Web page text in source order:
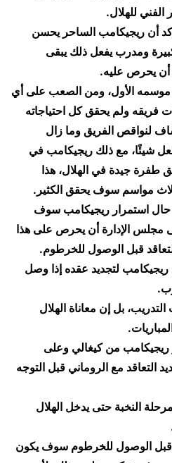
الفني للهلال.
أن ريجيكامب الساحر يحسن
ومدرب يفعل ذلك يبقى
أن يحرص عليه.
موسمه الأول، ومن الصعب على أي
ولم يحقق كل احتياجاته
لنواقص الفريق وما زال
شيئًا، مع ذلك ريجيكامب في
جيدة في الهلال، هذا
مواسم سوف يحقق الكثير.
حال استمرار ريجيكامب سوف
مجلس الإدارة أن يحرص على هذا
قبل الوصول للخرطوم.
لتجديد عقده إذا وصل
بل إن معاناة الهلال
ريجيكامب من كيغالي وعلى
التعاقد مع الروماني قبل التوجه
النخبة حتى يدخل الهلال
الوصول للخرطوم سوف يكون